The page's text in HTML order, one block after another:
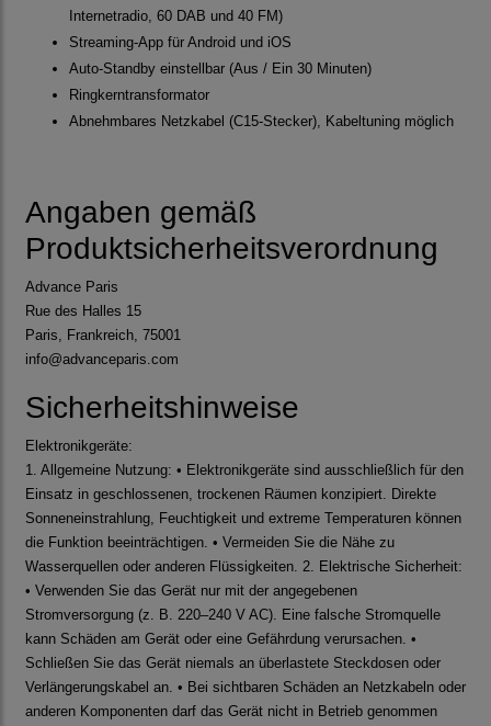
Internetradio, 60 DAB und 40 FM)
Streaming-App für Android und iOS
Auto-Standby einstellbar (Aus / Ein 30 Minuten)
Ringkerntransformator
Abnehmbares Netzkabel (C15-Stecker), Kabeltuning möglich
Angaben gemäß
Produktsicherheitsverordnung
Advance Paris
Rue des Halles 15
Paris, Frankreich, 75001
info@advanceparis.com
Sicherheitshinweise
Elektronikgeräte:
1. Allgemeine Nutzung: • Elektronikgeräte sind ausschließlich für den
Einsatz in geschlossenen, trockenen Räumen konzipiert. Direkte
Sonneneinstrahlung, Feuchtigkeit und extreme Temperaturen können
die Funktion beeinträchtigen. • Vermeiden Sie die Nähe zu
Wasserquellen oder anderen Flüssigkeiten. 2. Elektrische Sicherheit:
• Verwenden Sie das Gerät nur mit der angegebenen
Stromversorgung (z. B. 220–240 V AC). Eine falsche Stromquelle
kann Schäden am Gerät oder eine Gefährdung verursachen. •
Schließen Sie das Gerät niemals an überlastete Steckdosen oder
Verlängerungskabel an. • Bei sichtbaren Schäden an Netzkabeln oder
anderen Komponenten darf das Gerät nicht in Betrieb genommen